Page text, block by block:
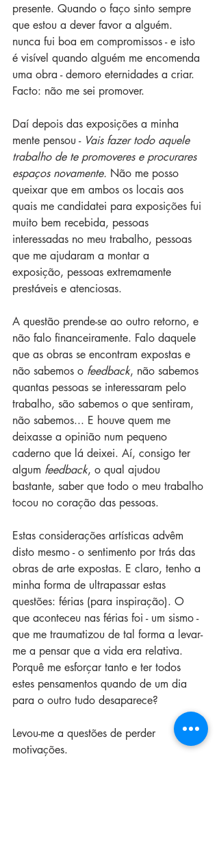
presente. Quando o faço sinto sempre
que estou a dever favor a alguém.
nunca fui boa em compromissos - e isto
é visível quando alguém me encomenda
uma obra - demoro eternidades a criar.
Facto: não me sei promover.
Daí depois das exposições a minha
mente pensou - Vais fazer todo aquele
trabalho de te promoveres e procurares
espaços novamente. Não me posso
queixar que em ambos os locais aos
quais me candidatei para exposições fui
muito bem recebida, pessoas
interessadas no meu trabalho, pessoas
que me ajudaram a montar a
exposição, pessoas extremamente
prestáveis e atenciosas.
A questão prende-se ao outro retorno, e
não falo financeiramente. Falo daquele
que as obras se encontram expostas e
não sabemos o feedback, não sabemos
quantas pessoas se interessaram pelo
trabalho, são sabemos o que sentiram,
não sabemos... E houve quem me
deixasse a opinião num pequeno
caderno que lá deixei. Aí, consigo ter
algum feedback, o qual ajudou
bastante, saber que todo o meu trabalho
tocou no coração das pessoas.
Estas considerações artísticas advêm
disto mesmo - o sentimento por trás das
obras de arte expostas. E claro, tenho a
minha forma de ultrapassar estas
questões: férias (para inspiração). O
que aconteceu nas férias foi - um sismo -
que me traumatizou de tal forma a levar-
me a pensar que a vida era relativa.
Porquê me esforçar tanto e ter todos
estes pensamentos quando de um dia
para o outro tudo desaparece?
Levou-me a questões de perder
motivações.